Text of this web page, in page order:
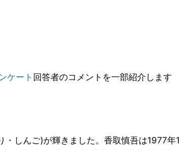
ケート 回答者のコメントを一部紹介します
・しんご)が輝きました。香取慎吾は1977年